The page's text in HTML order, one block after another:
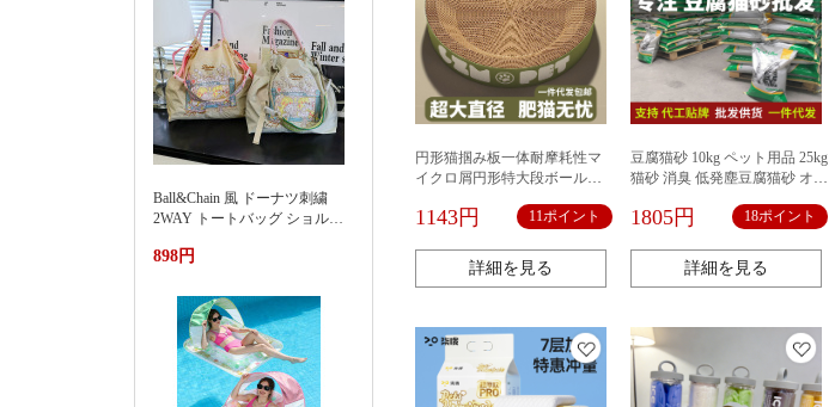
Ball&Chain 風 ドーナツ刺繍
2WAY トートバッグ ショルダ
ッグ 大容量通勤カバン夏季新
搭通勤小众大容量单肩购物袋
898円
円形猫掴み板一体耐摩耗性マ
イクロ屑円形特大段ボール猫
1143円 11ポイント
詳細を見る
豆腐猫砂 10kg ペット用品 25kg
猫砂 消臭 低発塵豆腐猫砂 オリ
1805円 18ポイント
詳細を見る